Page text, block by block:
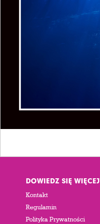
DOWIEDZ SIĘ WIĘCEJ
Kontakt
Regulamin
Polityka Prywatności